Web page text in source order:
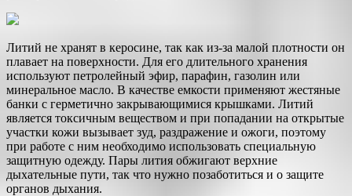
Литий не хранят в керосине, так как из-за малой плотности он
плавает на поверхности. Для его длительного хранения
используют петролейный эфир, парафин, газолин или
минеральное масло. В качестве емкости применяют жестяные
банки с герметично закрывающимися крышками. Литий
является токсичным веществом и при попадании на открытые
участки кожи вызывает зуд, раздражение и ожоги, поэтому
при работе с ним необходимо использовать специальную
защитную одежду. Пары лития обжигают верхние
дыхательные пути, так что нужно позаботиться и о защите
органов дыхания.